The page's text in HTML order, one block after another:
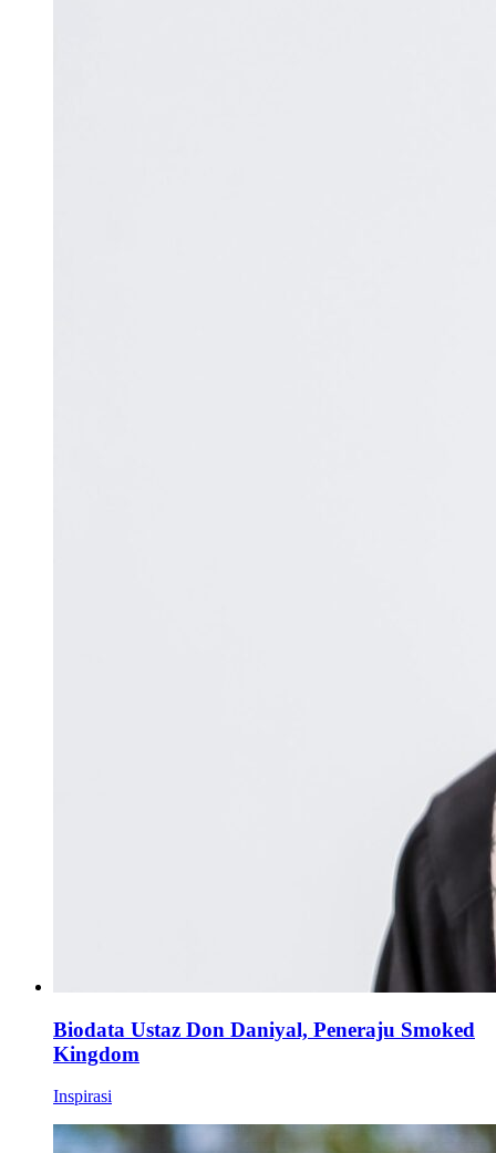
Biodata Ustaz Don Daniyal, Peneraju Smoked
Kingdom
Inspirasi